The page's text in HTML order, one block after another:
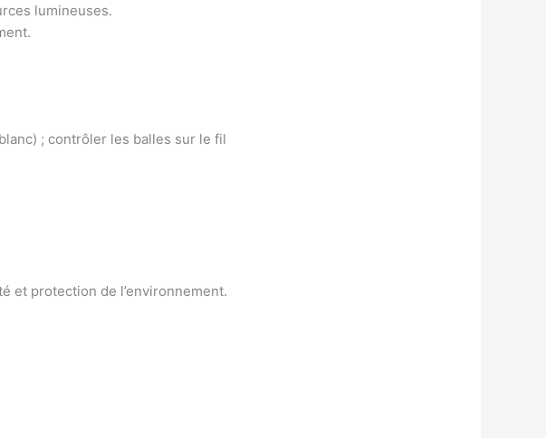
lumineuses.
; contrôler les balles sur le fil
et protection de l’environnement.